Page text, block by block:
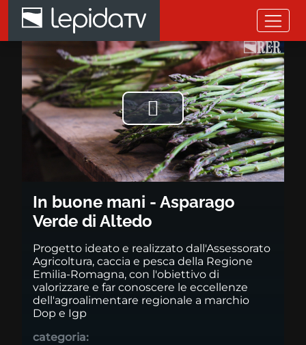
Salta al contenuto principale
In buone mani - Asparago
Riprodurre
video
In buone mani - Asparago
Verde di Altedo
Progetto ideato e realizzato dall'Assessorato
Agricoltura, caccia e pesca della Regione
Emilia-Romagna, con l'obiettivo di
valorizzare e far conoscere le eccellenze
dell'agroalimentare regionale a marchio
Dop e Igp
categoria: